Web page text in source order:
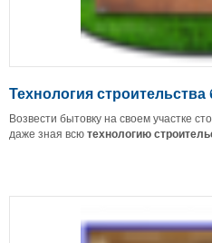
Технология
Возвести бытовку на своем участке
даже зная всютехнологию